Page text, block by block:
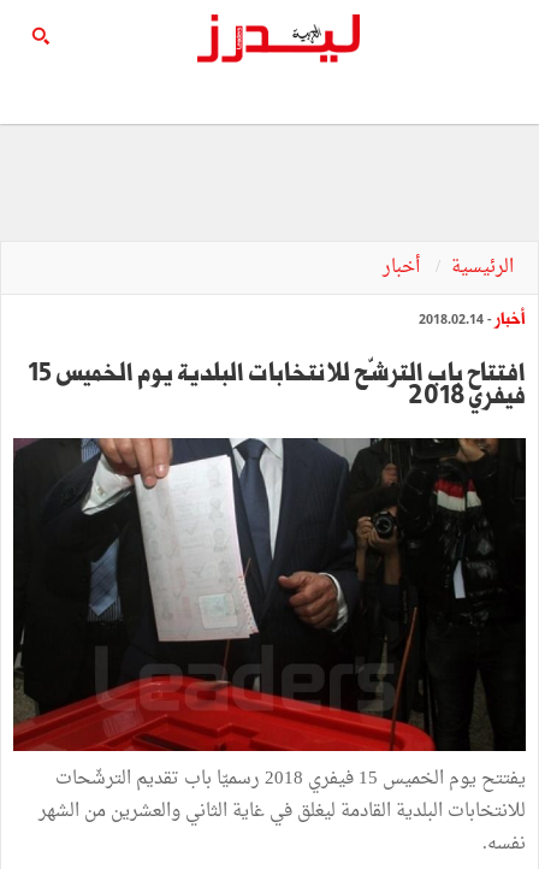
الرئيسية أخبار
أخبار - 2018.02.14
افتتاح باب الترشّح للانتخابات البلدية يوم الخميس 15
فيفري 2018
يفتتح يوم الخميس 15 فيفري 2018 رسميّا باب تقديم الترشّحات
للانتخابات البلدية القادمة ليغلق في غاية الثاني والعشرين من الشهر
نفسه.